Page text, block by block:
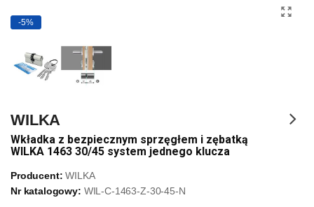
-5%
WILKA
Wkładka z bezpiecznym sprzęgłem i zębatką
WILKA 1463 30/45 system jednego klucza
Producent: WILKA
Nr katalogowy: WIL-C-1463-Z-30-45-N